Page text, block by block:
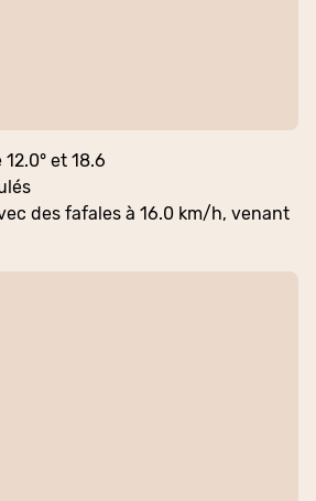
et 18.6
des fafales à 16.0 km/h, venant